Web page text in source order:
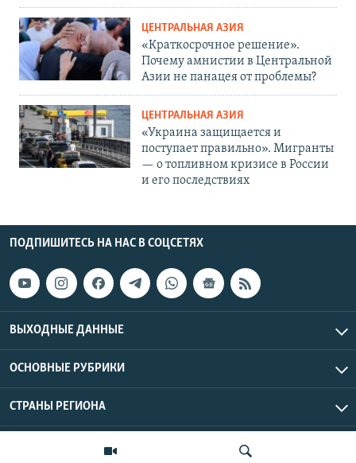
ЦЕНТРАЛЬНАЯ АЗИЯ
«Краткосрочное решение».
Почему амнистии в Центральной
Азии не панацея от проблемы?
ЦЕНТРАЛЬНАЯ АЗИЯ
«Украина защищается и
поступает правильно». Мигранты
— о топливном кризисе в России
и его последствиях
ПОДПИШИТЕСЬ НА НАС В СОЦСЕТЯХ
ВЫХОДНЫЕ ДАННЫЕ
ОСНОВНЫЕ РУБРИКИ
СТРАНЫ РЕГИОНА
Азаттык Азия © 2026 RFE/RL, Inc. | Все права защищены.